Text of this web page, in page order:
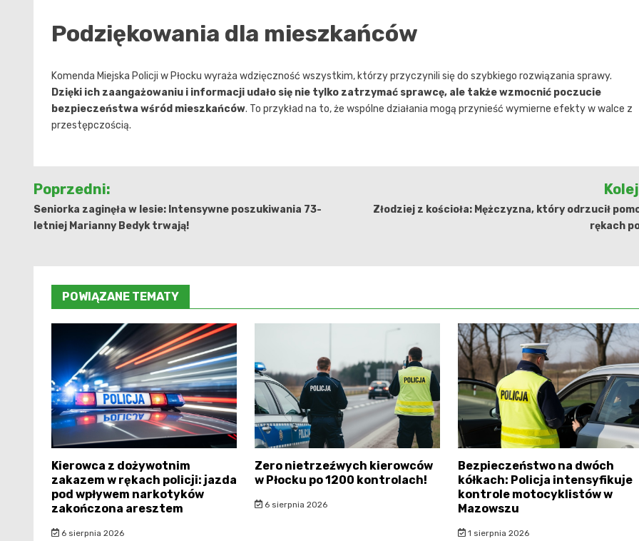
Podziękowania dla mieszkańców
Komenda Miejska Policji w Płocku wyraża wdzięczność wszystkim, którzy przyczynili się do szybkiego rozwiązania sprawy.
Dzięki ich zaangażowaniu i informacji udało się nie tylko zatrzymać sprawcę, ale także wzmocnić poczucie
bezpieczeństwa wśród mieszkańców. To przykład na to, że wspólne działania mogą przynieść wymierne efekty w walce z
przestępczością.
Nawigacja
wpisu
Poprzedni:
Seniorka zaginęła w lesie: Intensywne poszukiwania 73-
letniej Marianny Bedyk trwają!
Złodziej z kościoła: Mężczyzna, który odrzucił
rękach
POWIĄZANE TEMATY
Kierowca z dożywotnim
zakazem w rękach policji: jazda
pod wpływem narkotyków
zakończona aresztem
6 sierpnia 2026
Zero nietrzeźwych kierowców
w Płocku po 1200 kontrolach!
6 sierpnia 2026
Bezpieczeństwo na dwóch
kółkach: Policja intensyfikuje
kontrole motocyklistów w
Mazowszu
1 sierpnia 2026